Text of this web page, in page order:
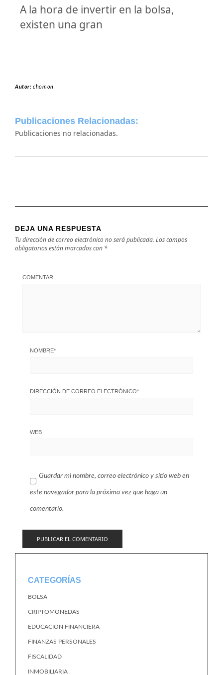
A la hora de invertir en la bolsa,
existen una gran
Autor:chomon
Publicaciones Relacionadas:
Publicaciones no relacionadas.
DEJA UNA RESPUESTA
Tu dirección de correo electrónico no será publicada. Los campos
obligatorios están marcados con *
COMENTAR
NOMBRE*
DIRECCIÓN DE CORREO ELECTRÓNICO*
WEB
Guardar mi nombre, correo electrónico y sitio web en
este navegador para la próxima vez que haga un
comentario.
CATEGORÍAS
BOLSA
CRIPTOMONEDAS
EDUCACION FINANCIERA
FINANZAS PERSONALES
FISCALIDAD
INMOBILIARIA